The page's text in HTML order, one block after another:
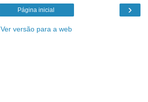
›
Página inicial
Ver versão para a web